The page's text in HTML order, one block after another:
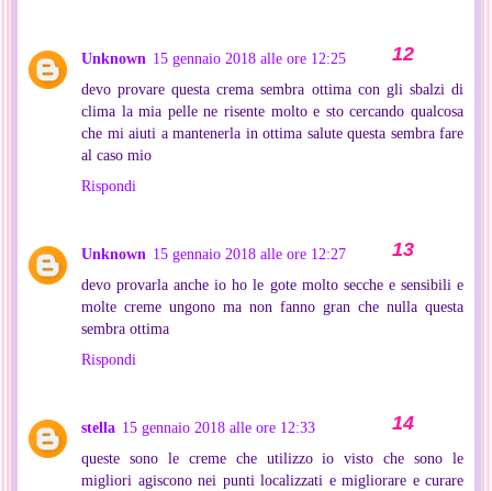
Unknown 15 gennaio 2018 alle ore 12:25
devo provare questa crema sembra ottima con gli sbalzi di
clima la mia pelle ne risente molto e sto cercando qualcosa
che mi aiuti a mantenerla in ottima salute questa sembra fare
al caso mio
Rispondi
Unknown 15 gennaio 2018 alle ore 12:27
devo provarla anche io ho le gote molto secche e sensibili e
molte creme ungono ma non fanno gran che nulla questa
sembra ottima
Rispondi
stella 15 gennaio 2018 alle ore 12:33
queste sono le creme che utilizzo io visto che sono le
migliori agiscono nei punti localizzati e migliorare e curare